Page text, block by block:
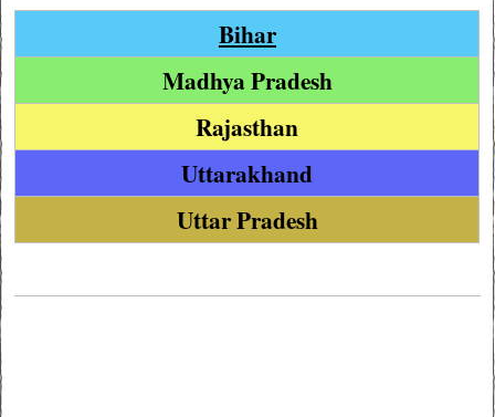
Bihar
Madhya Pradesh
Rajasthan
Uttarakhand
Uttar Pradesh